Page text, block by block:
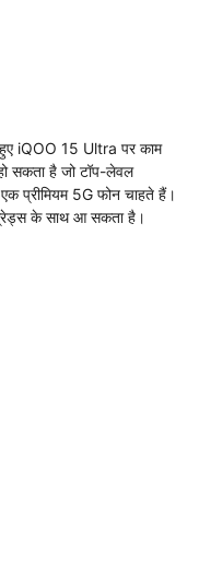
iQOO 15 Ultra पर काम
सकता है जो टॉप-लेवल
प्रीमियम 5G फोन चाहते हैं।
के साथ आ सकता है।